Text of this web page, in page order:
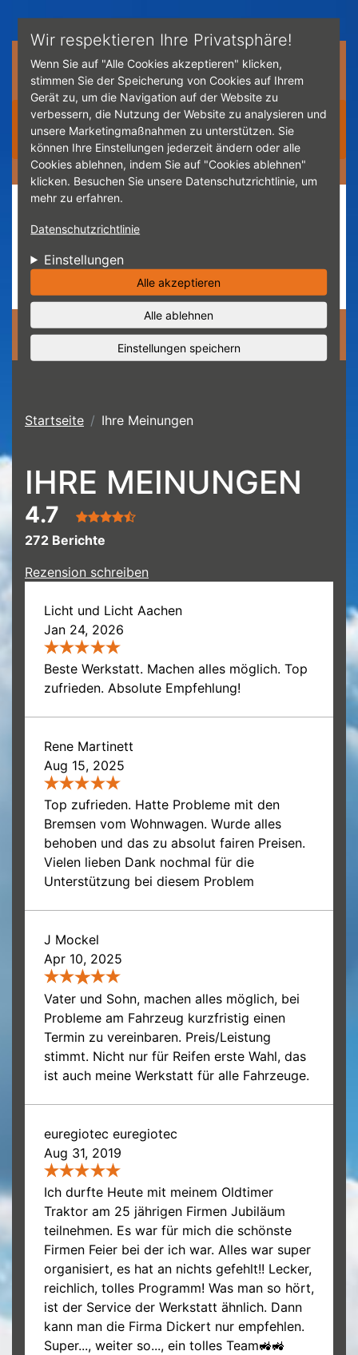
Wir respektieren Ihre Privatsphäre!
Wenn Sie auf "Alle Cookies akzeptieren" klicken,
stimmen Sie der Speicherung von Cookies auf Ihrem
Gerät zu, um die Navigation auf der Website zu
verbessern, die Nutzung der Website zu analysieren und
unsere Marketingmaßnahmen zu unterstützen. Sie
können Ihre Einstellungen jederzeit ändern oder alle
Cookies ablehnen, indem Sie auf "Cookies ablehnen"
klicken. Besuchen Sie unsere Datenschutzrichtlinie, um
mehr zu erfahren.
Datenschutzrichtlinie
Einstellungen
Alle akzeptieren
Alle ablehnen
Einstellungen speichern
Navigation ☰
Unsere Kundebewertungen:
4.7
Hier ansehen
Startseite Ihre Meinungen
IHRE MEINUNGEN
4.7
272 Berichte
Rezension schreiben
Licht und Licht Aachen
Jan 24, 2026
Beste Werkstatt. Machen alles möglich. Top
zufrieden. Absolute Empfehlung!
Rene Martinett
Aug 15, 2025
Top zufrieden. Hatte Probleme mit den
Bremsen vom Wohnwagen. Wurde alles
behoben und das zu absolut fairen Preisen.
Vielen lieben Dank nochmal für die
Unterstützung bei diesem Problem
J Mockel
Apr 10, 2025
Vater und Sohn, machen alles möglich, bei
Probleme am Fahrzeug kurzfristig einen
Termin zu vereinbaren. Preis/Leistung
stimmt. Nicht nur für Reifen erste Wahl, das
ist auch meine Werkstatt für alle Fahrzeuge.
euregiotec euregiotec
Aug 31, 2019
Ich durfte Heute mit meinem Oldtimer
Traktor am 25 jährigen Firmen Jubiläum
teilnehmen. Es war für mich die schönste
Firmen Feier bei der ich war. Alles war super
organisiert, es hat an nichts gefehlt!! Lecker,
reichlich, tolles Programm! Was man so hört,
ist der Service der Werkstatt ähnlich. Dann
kann man die Firma Dickert nur empfehlen.
Super..., weiter so..., ein tolles Team🚜🚜